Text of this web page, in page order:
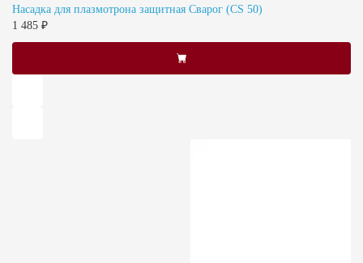
Насадка для плазмотрона защитная Сварог (CS 50)
1 485 ₽